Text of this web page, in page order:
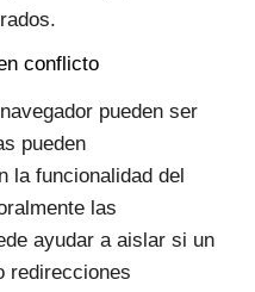
conflicto
pueden ser
pueden
la funcionalidad del
las
ayudar a aislar si un
redirecciones